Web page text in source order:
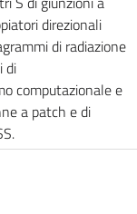
direzionali
di radiazione
di
computazionale e
a patch e di